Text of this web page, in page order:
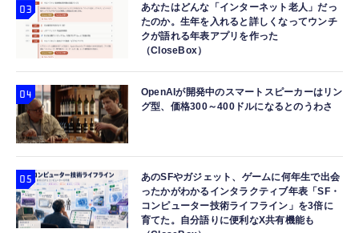
あなたはどんな「インターネット老人」だっ
たのか。生年を入れると詳しくなってウンチ
クが語れる年表アプリを作った
（CloseBox）
OpenAIが開発中のスマートスピーカーはリン
グ型、価格300～400ドルになるとのうわさ
あのSFやガジェット、ゲームに何年生で出会
ったかがわかるインタラクティブ年表「SF・
コンピューター技術ライフライン」を3倍に
育てた。自分語りに便利なX共有機能も